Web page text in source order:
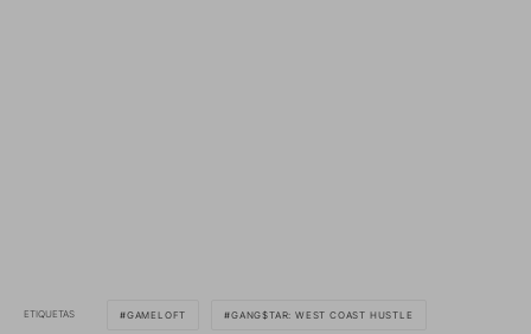
ETIQUETAS GAMELOFT GANG$TAR: WEST COAST HUSTLE